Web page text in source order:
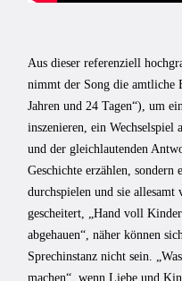
Aus dieser referenziell
nimmt der Song die amtliche
Jahren und 24 Tagen“), um
inszenieren, ein Wechselspiel
und der gleichlautenden
Geschichte erzählen,
durchspielen und sie
gescheitert, „Hand voll
abgehauen“, näher können
Sprechinstanz nicht sein.
machen“, wenn Liebe und